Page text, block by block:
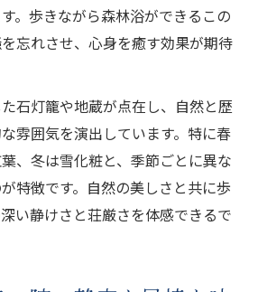
。歩きながら森林浴ができるこの
忘れさせ、心身を癒す効果が期待
石灯籠や地蔵が点在し、自然と歴
雰囲気を演出しています。特に春
、冬は雪化粧と、季節ごとに異な
特徴です。自然の美しさと共に歩
い静けさと荘厳さを体感できるで